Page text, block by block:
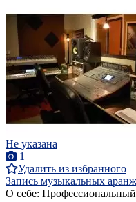
Не указана
1
Удалить из избранного
Запись музыкальных
О себе: